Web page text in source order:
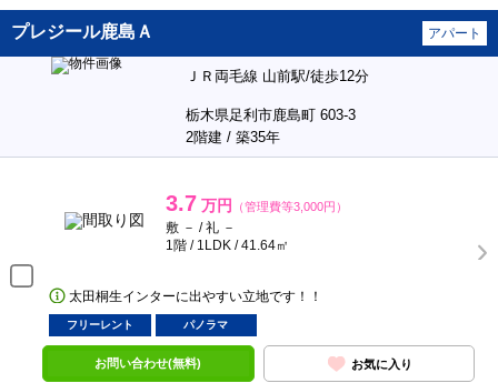
プレジール鹿島Ａ アパート
ＪＲ両毛線 山前駅/徒歩12分
栃木県足利市鹿島町 603-3
2階建 / 築35年
3.7 万円 （管理費等3,000円）
敷 － / 礼 －
1階 / 1LDK / 41.64㎡
太田桐生インターに出やすい立地です！！
フリーレント パノラマ
お問い合わせ(無料) お気に入り